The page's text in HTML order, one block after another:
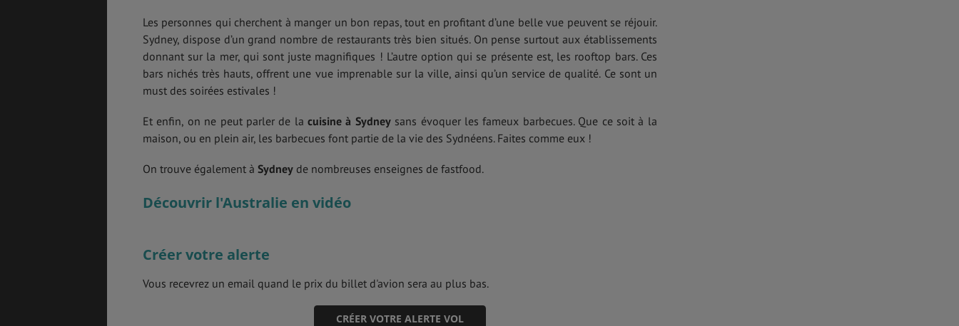
Les personnes qui cherchent à manger un bon repas, tout en profitant d’une belle vue peuvent se réjouir.
Sydney, dispose d’un grand nombre de restaurants très bien situés. On pense surtout aux établissements
donnant sur la mer, qui sont juste magnifiques ! L’autre option qui se présente est, les rooftop bars. Ces
bars nichés très hauts, offrent une vue imprenable sur la ville, ainsi qu’un service de qualité. Ce sont un
must des soirées estivales !
Et enfin, on ne peut parler de lacuisine à Sydneysans évoquer les fameux barbecues. Que ce soit à la
maison, ou en plein air, les barbecues font partie de la vie des Sydnéens. Faites comme eux !
On trouve également à Sydney de nombreuses enseignes de fastfood.
Découvrir l'Australie en vidéo
Créer votre alerte
Vous recevrez un email quand le prix du billet d'avion sera au plus bas.
CRÉER VOTRE ALERTE VOL